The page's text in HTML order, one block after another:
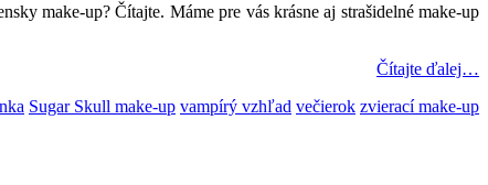
make-up? Čítajte. Máme pre vás krásne aj strašidelné make-up
Čítajte ďalej…
Sugar Skull make-up vampírý vzhľad večierok zvierací make-up